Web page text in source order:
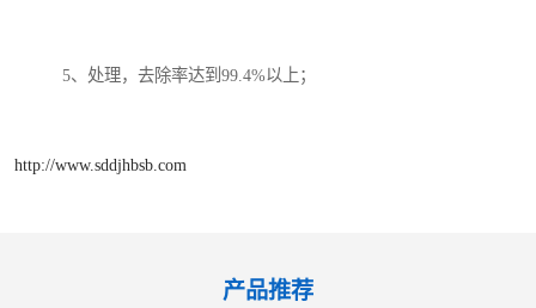
5、处理，去除率达到99.4%以上；
http://www.sddjhbsb.com
产品推荐